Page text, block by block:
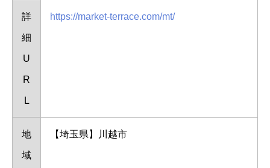
詳
細
U
R
L
https://market-terrace.com/mt/
地
域
【埼玉県】川越市